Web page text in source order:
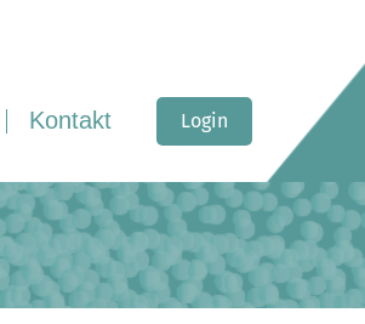
Kontakt Login